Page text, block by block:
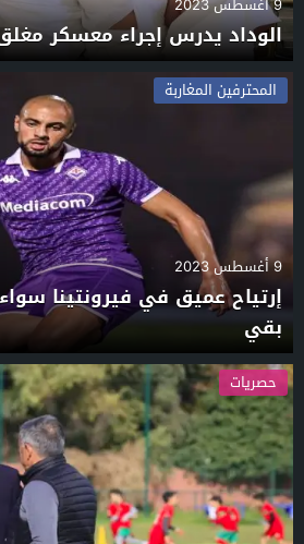
الوداد يدرس إجراء معسكر
المحترفين المغاربة
9 أغسطس 2023
إرتياح عميق في فيرونتينا
بقي
حصريات